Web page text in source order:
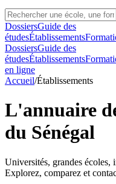
DossiersGuide des
étudesÉtablissements
DossiersGuide des
étudesÉtablissements
en ligne
Accueil/Établissements
L'annuaire
du Sénégal
Universités, grandes écoles,
Explorez, comparez et